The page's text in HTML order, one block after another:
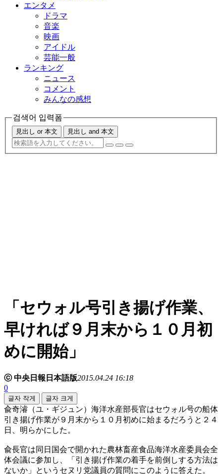
エンタメ
ドラマ
音楽
映画
アイドル
芸能一般
ランキング
ニュース
コメント
みんなの感想
검색어 입력폼
見出し or 本文 見出し and 本文
「セウォル号引き揚げ作業、
早ければ９月末から１０月初
めに開始」
ⓒ 中央日報日本語版2015.04.24 16:18
0
글자 작게 글자 크게
兪奇濬（ユ・ギジュン）海洋水産部長官はセウォル号の船体
引き揚げ作業が９月末から１０月初めに始まるだろうと２４
日、明らかにした。
兪長官は同日国会で開かれた農林畜産食品海洋水産委員会全
体会議に参加し、「引き揚げ作業の着手を前倒しする方法は
ないか」というセヌリ党議員の質問にこのように答えた。